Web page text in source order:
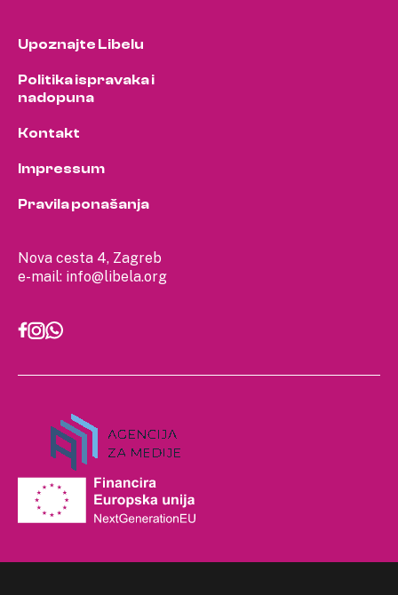
Nova cesta 4, Zagreb
e-mail: info@libela.org
Upoznajte Libelu
Politika ispravaka i
nadopuna
Kontakt
Impressum
Pravila ponašanja